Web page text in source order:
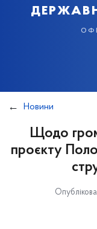
Новини
Щодо
проєкту